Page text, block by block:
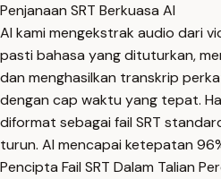
Penjanaan SRT Berkuasa AI
AI kami mengekstrak audio dari
pasti bahasa yang dituturkan,
dan menghasilkan transkrip
dengan cap waktu yang tepat.
diformat sebagai fail SRT
turun. AI mencapai ketepatan
Pencipta Fail SRT Dalam Talian